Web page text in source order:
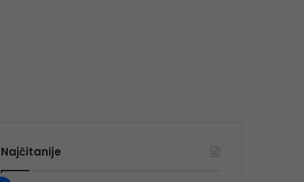
Najčitanije